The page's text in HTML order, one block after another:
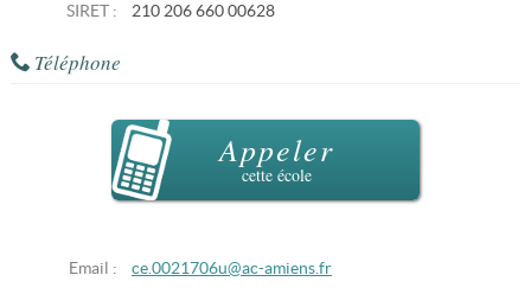
SIRET :
210 206 660 00628
Téléphone
Appeler
cette école
Email : ce.0021706u@ac-amiens.fr